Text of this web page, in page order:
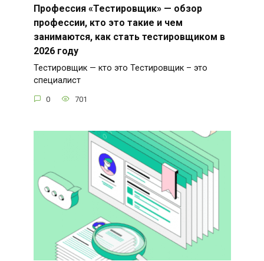
Профессия «Тестировщик» — обзор
профессии, кто это такие и чем
занимаются, как стать тестировщиком в
2026 году
Тестировщик — кто это Тестировщик – это
специалист
0 701